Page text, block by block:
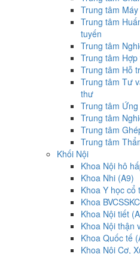
Trung tâm
Trung tâm
tuyến
Trung tâm
Trung tâm
Trung tâm Hỗ
Trung tâm Tư
thư
Trung tâm
Trung tâm
Trung tâm
Trung tâm
Khối Nội
Khoa Nội hô
Khoa Nhi (A9)
Khoa Y học cổ
Khoa
Khoa Nội tiết
Khoa Nội thận
Khoa Quốc tế
Khoa Nội Cơ,